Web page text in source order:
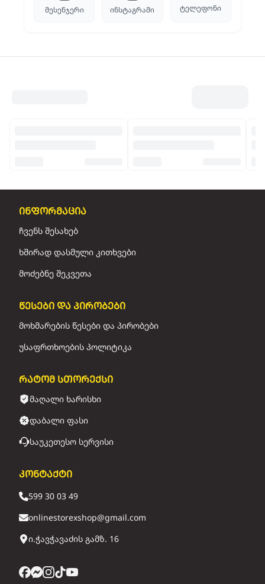
მესენჯერი ინსტაგრამი ტელეფონი
ინფორმაცია
ჩვენს შესახებ
ხშირად დასმული კითხვები
მოძებნე შეკვეთა
წესები და პირობები
მოხმარების წესები და პირობები
უსაფრთხოების პოლიტიკა
რატომ სთორექსი
მაღალი ხარისხი
დაბალი ფასი
საუკეთესო სერვისი
კონტაქტი
599 30 03 49
onlinestorexshop@gmail.com
ი.ჭავჭავაძის გამზ. 16